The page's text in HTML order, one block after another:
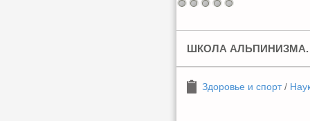
ШКОЛА
Здоровье и спорт/